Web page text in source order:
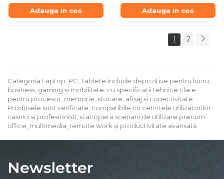
Adauga in cos Adauga in cos
1 2
Categoria Laptop, PC, Tablete include dispozitive pentru lucru,
business, gaming și mobilitate, cu specificații tehnice clare
pentru procesor, memorie, stocare, afișaj și conectivitate.
Produsele sunt verificate, compatibile cu cerințele utilizatorilor
casnici și profesioniști, și acoperă scenarii de utilizare precum
office, multimedia, remote work și productivitate avansată.
Newsletter